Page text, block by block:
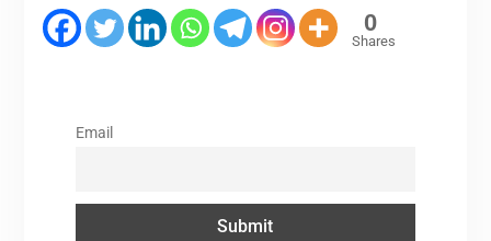
0
Shares
Email